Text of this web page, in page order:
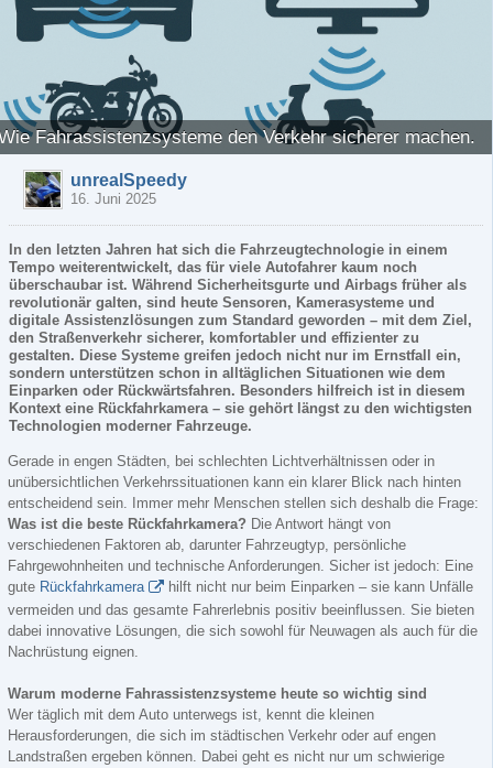
Fahrassistenzsysteme den Verkehr sicherer machen.
unrealSpeedy
16. Juni 2025
In den letzten Jahren hat sich die Fahrzeugtechnologie in einem
Tempo weiterentwickelt, das für viele Autofahrer kaum noch
überschaubar ist. Während Sicherheitsgurte und Airbags früher als
revolutionär galten, sind heute Sensoren, Kamerasysteme und
digitale Assistenzlösungen zum Standard geworden – mit dem Ziel,
den Straßenverkehr sicherer, komfortabler und effizienter zu
gestalten. Diese Systeme greifen jedoch nicht nur im Ernstfall ein,
sondern unterstützen schon in alltäglichen Situationen wie dem
Einparken oder Rückwärtsfahren. Besonders hilfreich ist in diesem
Kontext eine Rückfahrkamera – sie gehört längst zu den wichtigsten
Technologien moderner Fahrzeuge.
Gerade in engen Städten, bei schlechten Lichtverhältnissen oder in
unübersichtlichen Verkehrssituationen kann ein klarer Blick nach hinten
entscheidend sein. Immer mehr Menschen stellen sich deshalb die Frage:
Was ist die beste Rückfahrkamera? Die Antwort hängt von
verschiedenen Faktoren ab, darunter Fahrzeugtyp, persönliche
Fahrgewohnheiten und technische Anforderungen. Sicher ist jedoch: Eine
gute Rückfahrkamera
hilft nicht nur beim Einparken – sie kann Unfälle
vermeiden und das gesamte Fahrerlebnis positiv beeinflussen. Sie bieten
dabei innovative Lösungen, die sich sowohl für Neuwagen als auch für die
Nachrüstung eignen.
Warum moderne Fahrassistenzsysteme heute so wichtig sind
Wer täglich mit dem Auto unterwegs ist, kennt die kleinen
Herausforderungen, die sich im städtischen Verkehr oder auf engen
Landstraßen ergeben können. Dabei geht es nicht nur um schwierige